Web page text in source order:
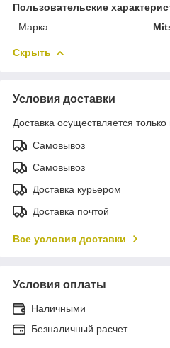
Пользовательские
Марка
Скрыть
Условия доставки
Доставка осуществляется
Самовывоз
Самовывоз
Доставка курьером
Доставка почтой
Все условия доставки
Условия оплаты
Наличными
Безналичный расчет